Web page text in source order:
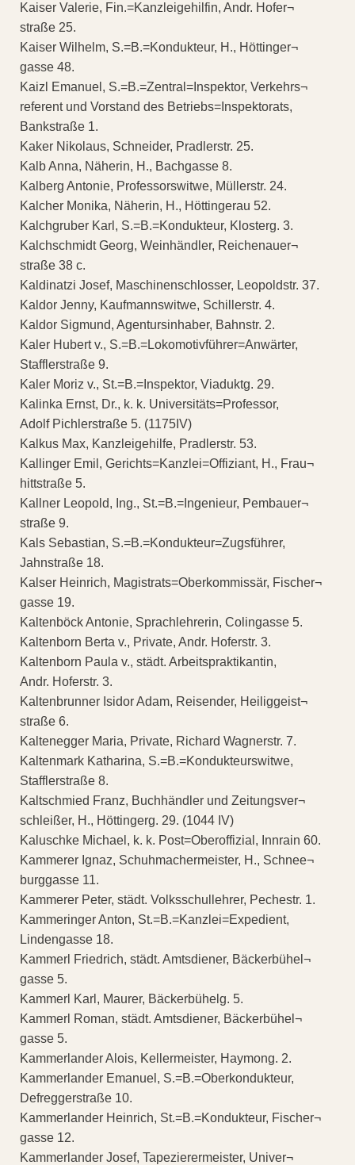
Kaiser Valerie, Fin.=Kanzleigehilfin, Andr. Hofer¬
straße 25.
Kaiser Wilhelm, S.=B.=Kondukteur, H., Höttinger¬
gasse 48.
Kaizl Emanuel, S.=B.=Zentral=Inspektor, Verkehrs¬
referent und Vorstand des Betriebs=Inspektorats,
Bankstraße 1.
Kaker Nikolaus, Schneider, Pradlerstr. 25.
Kalb Anna, Näherin, H., Bachgasse 8.
Kalberg Antonie, Professorswitwe, Müllerstr. 24.
Kalcher Monika, Näherin, H., Höttingerau 52.
Kalchgruber Karl, S.=B.=Kondukteur, Klosterg. 3.
Kalchschmidt Georg, Weinhändler, Reichenauer¬
straße 38 c.
Kaldinatzi Josef, Maschinenschlosser, Leopoldstr. 37.
Kaldor Jenny, Kaufmannswitwe, Schillerstr. 4.
Kaldor Sigmund, Agentursinhaber, Bahnstr. 2.
Kaler Hubert v., S.=B.=Lokomotivführer=Anwärter,
Stafflerstraße 9.
Kaler Moriz v., St.=B.=Inspektor, Viaduktg. 29.
Kalinka Ernst, Dr., k. k. Universitäts=Professor,
Adolf Pichlerstraße 5. (1175IV)
Kalkus Max, Kanzleigehilfe, Pradlerstr. 53.
Kallinger Emil, Gerichts=Kanzlei=Offiziant, H., Frau¬
hittstraße 5.
Kallner Leopold, Ing., St.=B.=Ingenieur, Pembauer¬
straße 9.
Kals Sebastian, S.=B.=Kondukteur=Zugsführer,
Jahnstraße 18.
Kalser Heinrich, Magistrats=Oberkommissär, Fischer¬
gasse 19.
Kaltenböck Antonie, Sprachlehrerin, Colingasse 5.
Kaltenborn Berta v., Private, Andr. Hoferstr. 3.
Kaltenborn Paula v., städt. Arbeitspraktikantin,
Andr. Hoferstr. 3.
Kaltenbrunner Isidor Adam, Reisender, Heiliggeist¬
straße 6.
Kaltenegger Maria, Private, Richard Wagnerstr. 7.
Kaltenmark Katharina, S.=B.=Kondukteurswitwe,
Stafflerstraße 8.
Kaltschmied Franz, Buchhändler und Zeitungsver¬
schleißer, H., Höttingerg. 29. (1044 IV)
Kaluschke Michael, k. k. Post=Oberoffizial, Innrain 60.
Kammerer Ignaz, Schuhmachermeister, H., Schnee¬
burggasse 11.
Kammerer Peter, städt. Volksschullehrer, Pechestr. 1.
Kammeringer Anton, St.=B.=Kanzlei=Expedient,
Lindengasse 18.
Kammerl Friedrich, städt. Amtsdiener, Bäckerbühel¬
gasse 5.
Kammerl Karl, Maurer, Bäckerbühelg. 5.
Kammerl Roman, städt. Amtsdiener, Bäckerbühel¬
gasse 5.
Kammerlander Alois, Kellermeister, Haymong. 2.
Kammerlander Emanuel, S.=B.=Oberkondukteur,
Defreggerstraße 10.
Kammerlander Heinrich, St.=B.=Kondukteur, Fischer¬
gasse 12.
Kammerlander Josef, Tapezierermeister, Univer¬